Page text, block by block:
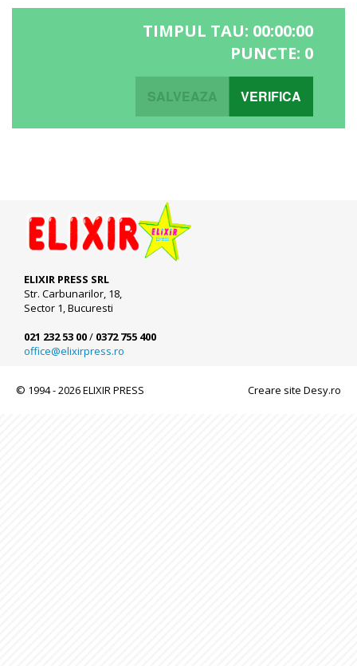
TIMPUL TAU: 00:00:00
PUNCTE: 0
SALVEAZA VERIFICA
ELIXIR PRESS SRL
Str. Carbunarilor, 18,
Sector 1, Bucuresti
021 232 53 00/ 0372 755 400
office@elixirpress.ro
© 1994 - 2026 ELIXIR PRESS Creare site Desy.ro